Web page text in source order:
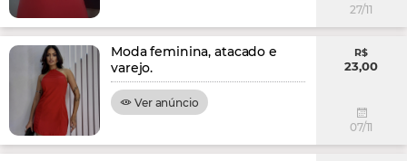
27/11
Moda feminina, atacado e
varejo.
Ver anúncio
R$
23,00
07/11